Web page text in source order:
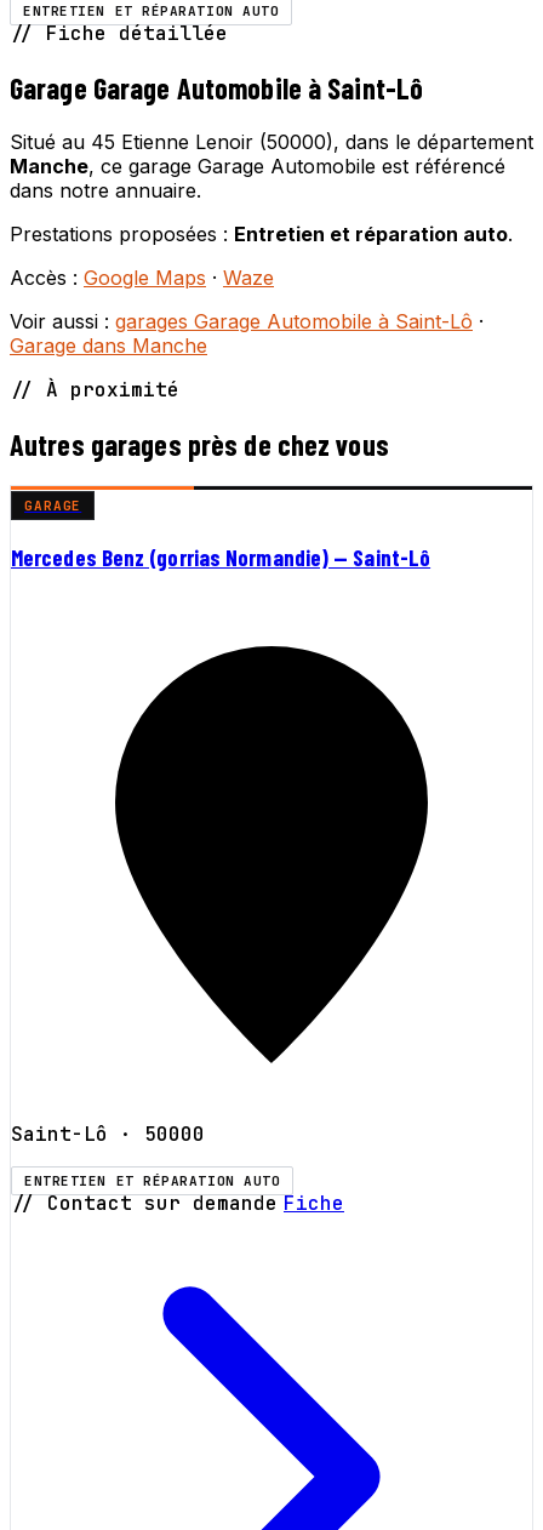
ENTRETIEN ET RÉPARATION AUTO
// Fiche détaillée
Garage Garage Automobile à Saint-Lô
Situé au 45 Etienne Lenoir (50000), dans le département
Manche, ce garage Garage Automobile est référencé
dans notre annuaire.
Prestations proposées : Entretien et réparation auto.
Accès : Google Maps · Waze
Voir aussi : garages Garage Automobile à Saint-Lô ·
Garage dans Manche
// À proximité
Autres garages près de chez vous
GARAGE
Mercedes Benz (gorrias Normandie) — Saint-Lô
Saint-Lô · 50000
ENTRETIEN ET RÉPARATION AUTO
// Contact sur demande Fiche